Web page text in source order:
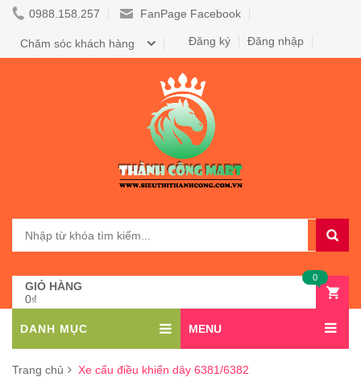
0988.158.257 FanPage Facebook
Đăng nhập
Đăng ký
Chăm sóc khách hàng
GIỎ HÀNG
0₫
0
DANH MỤC MENU
Trang chủ Xe cẩu điều khiển dây 6381/6382